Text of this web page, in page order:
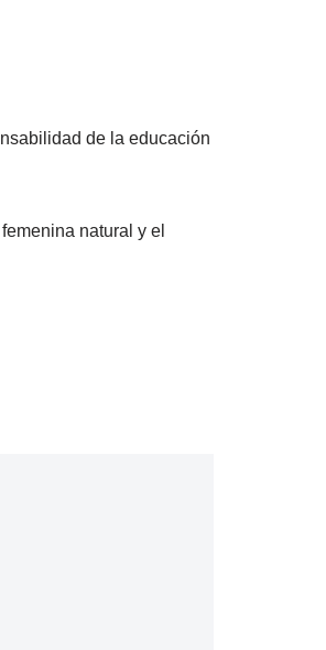
de la educación
natural y el